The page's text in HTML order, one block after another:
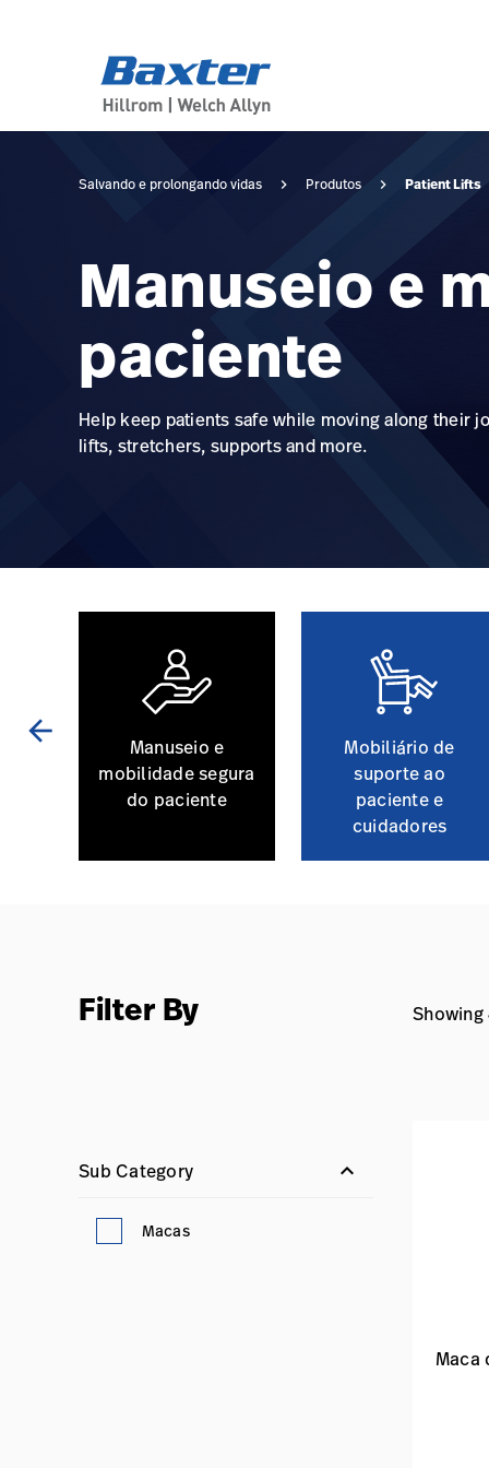
Salvando e prolongando vidas Produtos Patient Lifts
Manuseio e
paciente
Help keep patients safe while moving along their
lifts, stretchers, supports and more.
arrow_back
Manuseio e
mobilidade segura
do paciente
Mobiliário de
suporte ao
paciente e
cuidadores
Filter By
Sub Category keyboard_arrow_down
Macas
Maca